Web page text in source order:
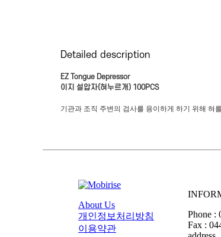
Detailed description
EZ Tongue Depressor
이지 설압자(혀누르개) 100PCS
기관과 조직 주변의 검사를 용이하게 하기 위해 혀
About Us
개인정보처리방침
이용약관
Phone :
Fax :